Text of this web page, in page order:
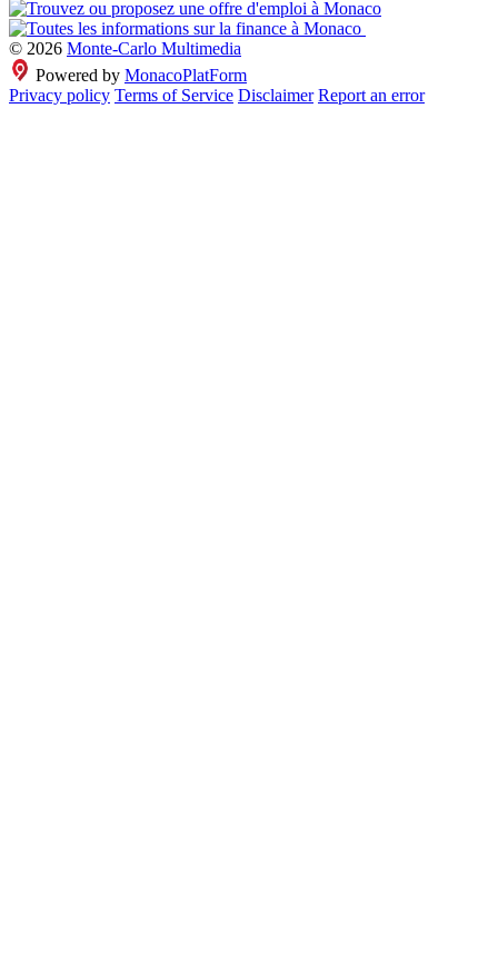
© 2026 Monte-Carlo Multimedia
Powered by MonacoPlatForm
Privacy policy Terms of Service Disclaimer Report an error